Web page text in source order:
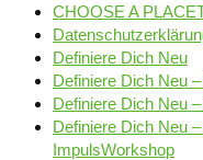
CHOOSE A
Definiere Dich Neu
Definiere Dich Neu
Definiere Dich Neu
Definiere Dich Neu
ImpulsWorkshop